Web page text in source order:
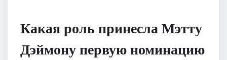
Какая роль принесла Мэтту
Дэймону первую номинацию